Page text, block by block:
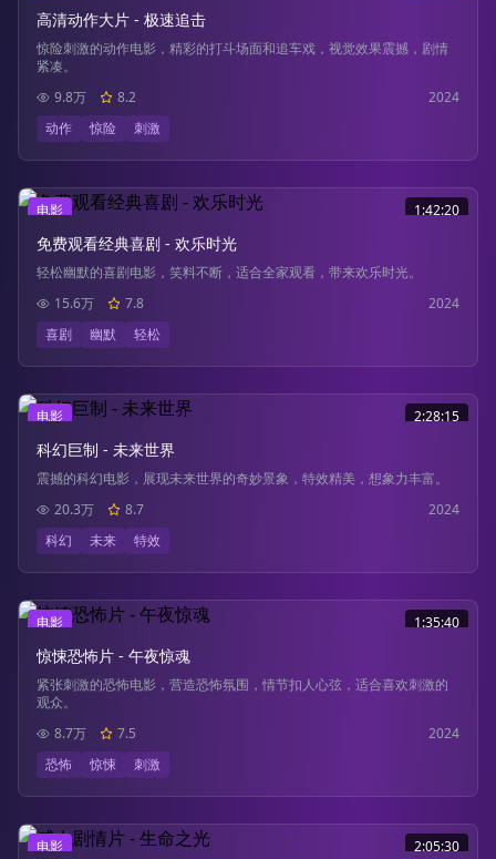
高清动作大片 - 极速追击
惊险刺激的动作电影，精彩的打斗场面和追车戏，视觉效果震撼，剧情
紧凑。
9.8万
8.2
2024
动作
惊险 刺激
1:42:20
电影
免费观看经典喜剧 - 欢乐时光
轻松幽默的喜剧电影，笑料不断，适合全家观看，带来欢乐时光。
15.6万
7.8
2024
喜剧
幽默 轻松
2:28:15
电影
科幻巨制 - 未来世界
震撼的科幻电影，展现未来世界的奇妙景象，特效精美，想象力丰富。
20.3万
8.7
2024
科幻
未来 特效
1:35:40
电影
惊悚恐怖片 - 午夜惊魂
紧张刺激的恐怖电影，营造恐怖氛围，情节扣人心弦，适合喜欢刺激的
观众。
8.7万
7.5
2024
恐怖
惊悚 刺激
2:05:30
电影